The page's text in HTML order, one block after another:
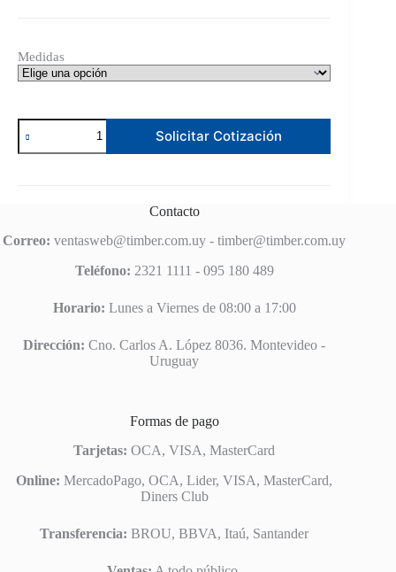
Medidas
CHAPA
PERFORADA
cantidad
Solicitar Cotización
Contacto
Correo: ventasweb@timber.com.uy -timber@timber.com.uy
Teléfono: 2321 1111 - 095 180 489
Horario: Lunes a Viernes de 08:00 a 17:00
Dirección: Cno. Carlos A. López 8036. Montevideo -
Uruguay
Formas de pago
Tarjetas: OCA, VISA, MasterCard
Online: MercadoPago, OCA, Lider, VISA, MasterCard,
Diners Club
Transferencia: BROU, BBVA, Itaú, Santander